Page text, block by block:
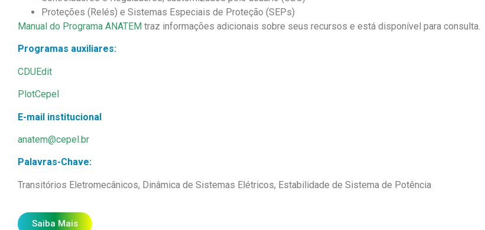
Proteções (Relés) e Sistemas Especiais de Proteção (SEPs)
Manual do Programa ANATEM traz informações adicionais sobre seus recursos e está disponível para consulta.
Programas auxiliares:
CDUEdit
PlotCepel
E-mail institucional
anatem@cepel.br
Palavras-Chave:
Transitórios Eletromecânicos, Dinâmica de Sistemas Elétricos, Estabilidade de Sistema de Potência
Saiba Mais